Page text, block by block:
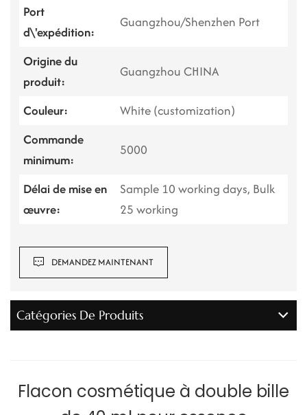
Port
d\'expédition:
Guangzhou/Shenzhen Port
Origine du
produit:
Guangzhou CHINA
Couleur:
White (customization)
Commande
minimum:
5000
Délai de mise en
œuvre:
Sample 10 working days, Bulk
25 working
DEMANDEZ MAINTENANT
Catégories De Produits
Flacon cosmétique à double bille